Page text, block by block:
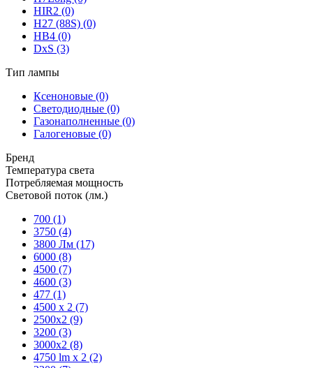
НIR2 (0)
H27 (88S) (0)
HB4 (0)
DxS (3)
Тип лампы
Ксеноновые (0)
Светодиодные (0)
Газонаполненные (0)
Галогеновые (0)
Бренд
Температура света
Потребляемая мощность
Световой поток (лм.)
700 (1)
3750 (4)
3800 Лм (17)
6000 (8)
4500 (7)
4600 (3)
477 (1)
4500 x 2 (7)
2500x2 (9)
3200 (3)
3000x2 (8)
4750 lm х 2 (2)